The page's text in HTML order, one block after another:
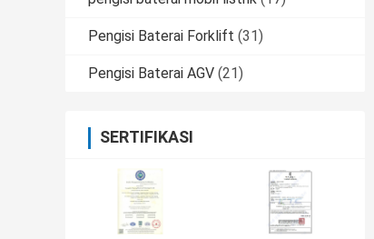
Pengisi Baterai Forklift (31)
Pengisi Baterai AGV (21)
SERTIFIKASI